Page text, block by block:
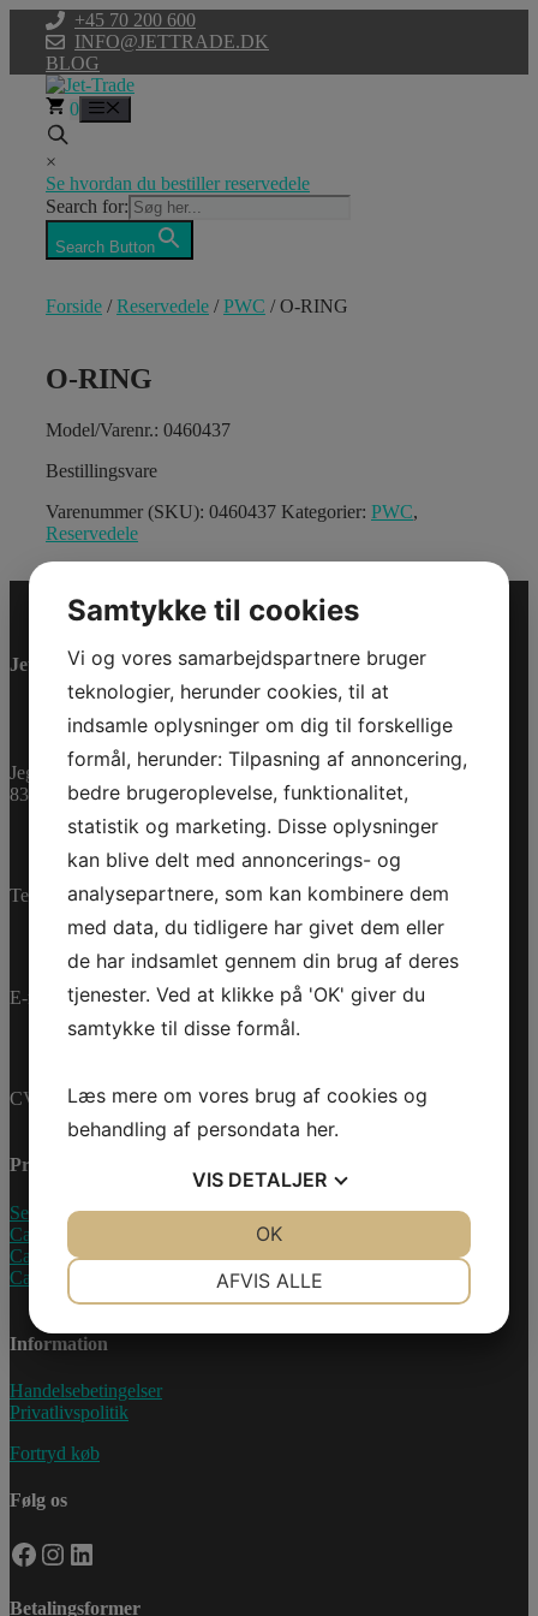
indhold
+45 70 200 600
INFO@JETTRADE.DK
BLOG
0
×
Se hvordan du bestiller reservedele
Search for:
Search Button
Forside /Reservedele /PWC / O-RING
O-RING
Model/Varenr.: 0460437
Bestillingsvare
Varenummer (SKU): 0460437 Kategorier: PWC,
Reservedele
Jet-Trade Powersport
Jegstrupvej 280
8361 Hasselager
Telefon:+45 70 200 600
E-mail:info@jettrade.dk
CVR-nummer: 27233678
Produkter
Sea-Doo Vandscooter
Can-Am ATV
Can-Am UTV
Can-Am Roadster
Information
Handelsebetingelser
Privatlivspolitik
Fortryd køb
Følg os
Facebook
Instagram
LinkedIn
Betalingsformer
Samtykke til cookies
Vi og vores samarbejdspartnere bruger
teknologier, herunder cookies, til at
indsamle oplysninger om dig til forskellige
formål, herunder: Tilpasning af annoncering,
bedre brugeroplevelse, funktionalitet,
statistik og marketing. Disse oplysninger
kan blive delt med annoncerings- og
analysepartnere, som kan kombinere dem
med data, du tidligere har givet dem eller
de har indsamlet gennem din brug af deres
tjenester. Ved at klikke på 'OK' giver du
samtykke til disse formål.
Læs mere om vores brug af cookies og
behandling af persondata her.
VIS DETALJER
AFVIS ALLE
OK